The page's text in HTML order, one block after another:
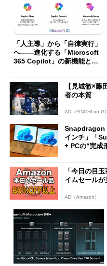
「人主導」から「自律実行」
へ――進化する「Microsoft
365 Copilot」の新機能とエ
【見城徹×藤
者の本質
AD（FINCHI on
Snapdragon
インチ」「
+ PCの“完成
「今日の目
イムセール
AD（Amazon）